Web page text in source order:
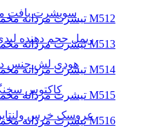
سویشرت بافت
ریمل حجم دهنده
هودی لش جنس دورس 3
کاکتوس
عروسک خرس ولنتاین
تیشرت مردانه مخمل کبریتی سه رنگ مدل M512
تیشرت مردانه مخمل کبریتی سه رنگ مدل M513
تیشرت مردانه مخمل کبریتی سه رنگ مدل M514
تیشرت مردانه مخمل کبریتی سه رنگ مدل M515
تیشرت مردانه مخمل کبریتی سه رنگ مدل M516